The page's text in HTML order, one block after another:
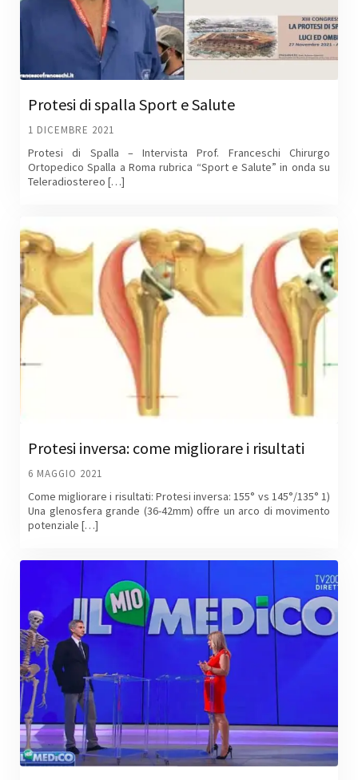
Protesi di spalla Sport e Salute
1 DICEMBRE 2021
Protesi di Spalla – Intervista Prof. Franceschi Chirurgo
Ortopedico Spalla a Roma rubrica “Sport e Salute” in onda su
Teleradiostereo […]
Protesi inversa: come migliorare i risultati
6 MAGGIO 2021
Come migliorare i risultati: Protesi inversa: 155° vs 145°/135° 1)
Una glenosfera grande (36-42mm) offre un arco di movimento
potenziale […]